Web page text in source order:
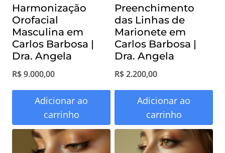
Harmonização
Orofacial
Masculina em
Carlos Barbosa |
Dra. Angela
R$9.000,00
Adicionar ao
carrinho
Preenchimento
das Linhas de
Marionete em
Carlos Barbosa |
Dra. Angela
R$2.200,00
Adicionar ao
carrinho